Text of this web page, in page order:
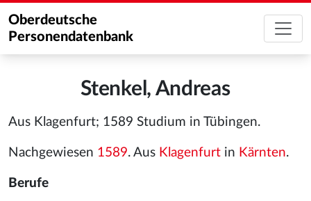
Oberdeutsche
Personendatenbank
Stenkel, Andreas
Aus Klagenfurt; 1589 Studium in Tübingen.
Nachgewiesen 1589. Aus Klagenfurt in Kärnten.
Berufe